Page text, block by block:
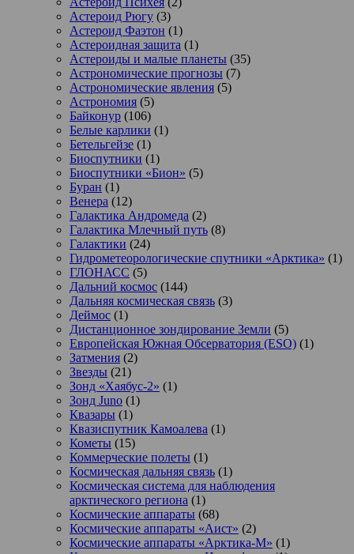
Астероид Рюгу (3)
Астероид Фаэтон (1)
Астероидная защита (1)
Астероиды и малые планеты (35)
Астрономические прогнозы (7)
Астрономические явления (5)
Астрономия (5)
Байконур (106)
Белые карлики (1)
Бетельгейзе (1)
Биоспутники (1)
Биоспутники «Бион» (5)
Буран (1)
Венера (12)
Галактика Андромеда (2)
Галактика Млечный путь (8)
Галактики (24)
Гидрометеорологические спутники «Арктика» (1)
ГЛОНАСС (5)
Дальний космос (144)
Дальняя космическая связь (3)
Деймос (1)
Дистанционное зондирование Земли (5)
Европейская Южная Обсерватория (ESO) (1)
Затмения (2)
Звезды (21)
Зонд «Хаябус-2» (1)
Зонд Juno (1)
Квазары (1)
Квазиспутник Камоалева (1)
Кометы (15)
Коммерческие полеты (1)
Космическая дальняя связь (1)
Космическая система для наблюдения
арктического региона (1)
Космические аппараты (68)
Космические аппараты «Аист» (2)
Космические аппараты «Арктика-М» (1)